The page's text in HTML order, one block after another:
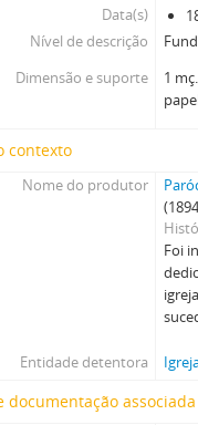
Data(s)
Nível de descrição
Dimensão e suporte
1
contexto
Nome do produtor
Foi
Entidade detentora
documentação associada